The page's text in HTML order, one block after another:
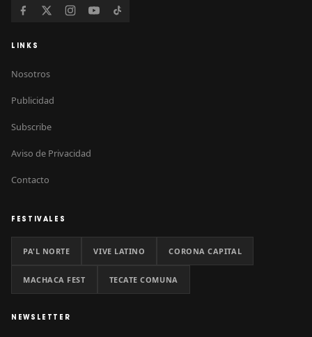
LINKS
Nosotros
Publicidad
Subscribe
Aviso de Privacidad
Contacto
FESTIVALES
PA'L NORTE VIVE LATINO CORONA CAPITAL
MACHACA FEST TECATE COMUNA
NEWSLETTER